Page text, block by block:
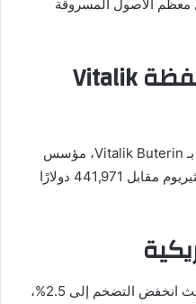
معظم الأصول المسروقة
بيع إيثيريوم من محفظة Vitalik
تم رصد عملية بيع لمحفظة مرتبطة بـ Vitalik Buterin، مؤسس
الإيثيريوم، حيث تم بيع 190 قطعة إيثيريوم مقابل 441,971 دولارًا
صدرت بيانات التضخم الأمريكية، حيث انخفض التضخم إلى 2.5%،